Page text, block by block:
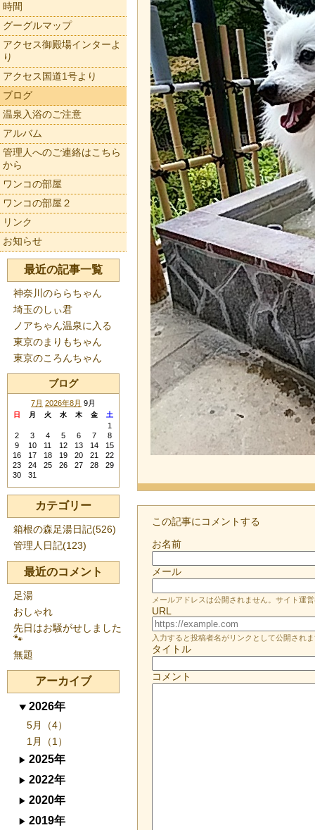
この記事にコメントする
お名前
メール
メールアドレスは公開されません。サイト運
URL
入力すると投稿者名がリンクとして公開され
タイトル
コメント
時間
グーグルマップ
アクセス御殿場インターよ
り
アクセス国道1号より
ブログ
温泉入浴のご注意
アルバム
管理人へのご連絡はこちら
から
ワンコの部屋
ワンコの部屋２
リンク
お知らせ
最近の記事一覧
神奈川のららちゃん
埼玉のしぃ君
ノアちゃん温泉に入る
東京のまりもちゃん
東京のころんちゃん
ブログ
7月 2026年8月 9月
日 月 火 水 木 金 土
1
2
3 4 5 6 7
8
9
10 11 12 13 14
15
16
17 18 19 20 21
22
23
24 25 26 27 28
29
30
31
カテゴリー
箱根の森足湯日記(526)
管理人日記(123)
最近のコメント
足湯
おしゃれ
先日はお騒がせしました
🐾
無題
アーカイブ
2026年
5月（4）
1月（1）
2025年
2022年
2020年
2019年